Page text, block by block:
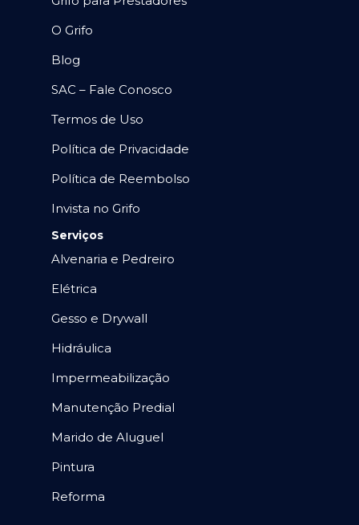
O Grifo
Blog
SAC – Fale Conosco
Termos de Uso
Política de Privacidade
Política de Reembolso
Invista no Grifo
Serviços
Alvenaria e Pedreiro
Elétrica
Gesso e Drywall
Hidráulica
Impermeabilização
Manutenção Predial
Marido de Aluguel
Pintura
Reforma